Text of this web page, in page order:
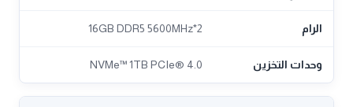
الرام 2*16GB DDR5 5600MHz
وحدات التخزين NVMe™ 1TB PCIe® 4.0